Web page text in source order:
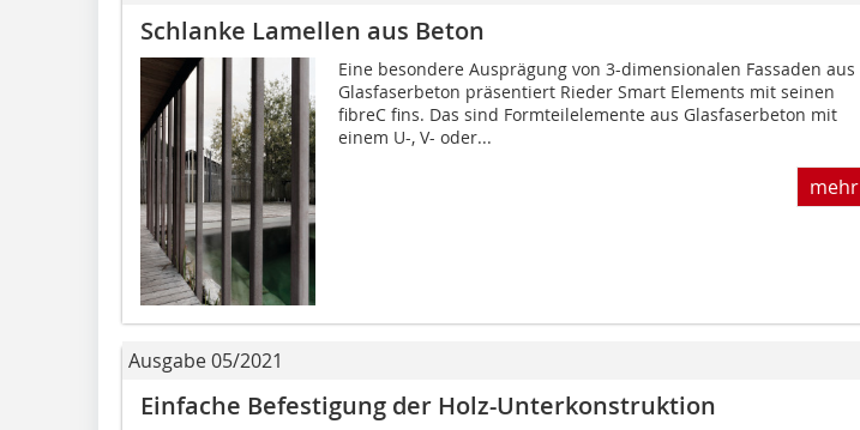
Schlanke Lamellen aus Beton
Eine besondere Ausprägung von 3-dimensionalen Fassaden aus
Glasfaserbeton präsentiert Rieder Smart Elements mit seinen
fibreC fins. Das sind Formteilelemente aus Glasfaserbeton mit
einem U-, V- oder...
mehr
Ausgabe 05/2021
Einfache Befestigung der Holz-Unterkonstruktion